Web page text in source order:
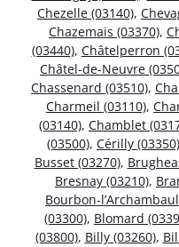
Chezelle (03140),
Chazemais (03370),
(03440), Châtelperron
Châtel-de-Neuvre
Chassenard (03510),
Charmeil (03110),
(03140), Chamblet
(03500), Cérilly (03350)
Busset (03270),
Bresnay (03210),
Bourbon-
(03300), Blomard
(03800), Billy (03260),